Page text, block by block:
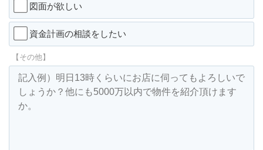
図面が欲しい
資金計画の相談をしたい
【その他】